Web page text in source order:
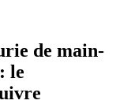
de main-
le